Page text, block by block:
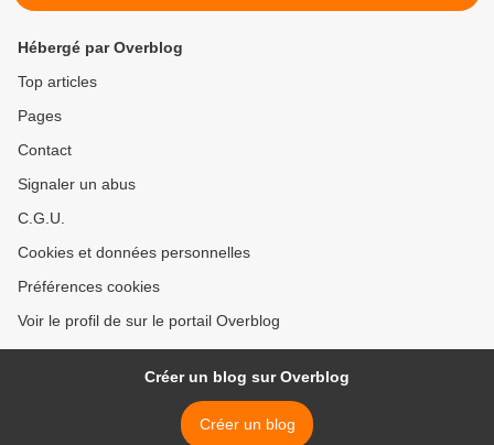
Hébergé par Overblog
Top articles
Pages
Contact
Signaler un abus
C.G.U.
Cookies et données personnelles
Préférences cookies
Voir le profil de sur le portail Overblog
Créer un blog sur Overblog
Créer un blog